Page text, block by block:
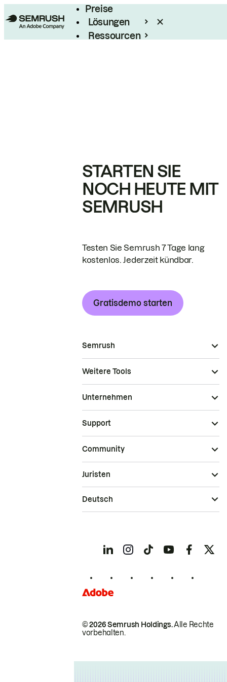
Preise
Lösungen
Ressourcen
STARTEN SIE
NOCH HEUTE MIT
SEMRUSH
Testen Sie Semrush 7 Tage lang
kostenlos. Jederzeit kündbar.
Gratisdemo starten
Semrush
Weitere Tools
Unternehmen
Support
Community
© 2026 Semrush Holdings.Alle Rechte
vorbehalten.
Juristen
Deutsch